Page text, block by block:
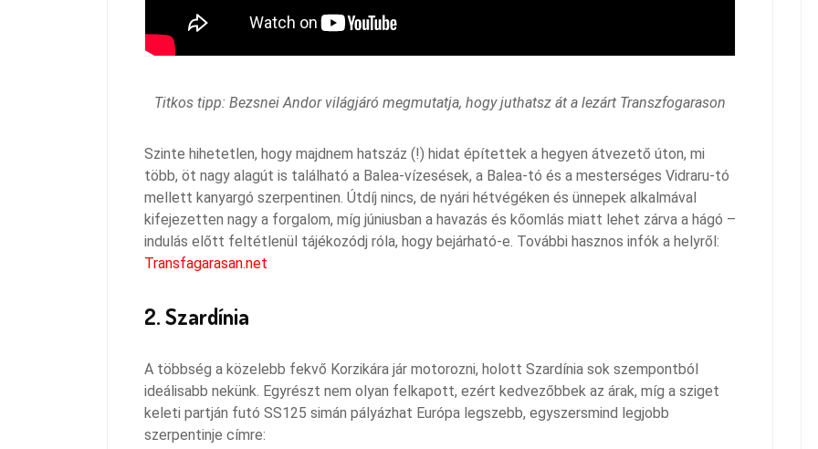
Titkos tipp: Bezsnei Andor világjáró megmutatja, hogy juthatsz át a lezárt Transzfogarason
Szinte hihetetlen, hogy majdnem hatszáz (!) hidat építettek a hegyen átvezető úton, mi
több, öt nagy alagút is található a Balea-vízesések, a Balea-tó és a mesterséges Vidraru-tó
mellett kanyargó szerpentinen. Útdíj nincs, de nyári hétvégéken és ünnepek alkalmával
kifejezetten nagy a forgalom, míg júniusban a havazás és kőomlás miatt lehet zárva a hágó –
indulás előtt feltétlenül tájékozódj róla, hogy bejárható-e. További hasznos infók a helyről:
Transfagarasan.net
2. Szardínia
A többség a közelebb fekvő Korzikára jár motorozni, holott Szardínia sok szempontból
ideálisabb nekünk. Egyrészt nem olyan felkapott, ezért kedvezőbbek az árak, míg a sziget
keleti partján futó SS125 simán pályázhat Európa legszebb, egyszersmind legjobb
szerpentinje címre: